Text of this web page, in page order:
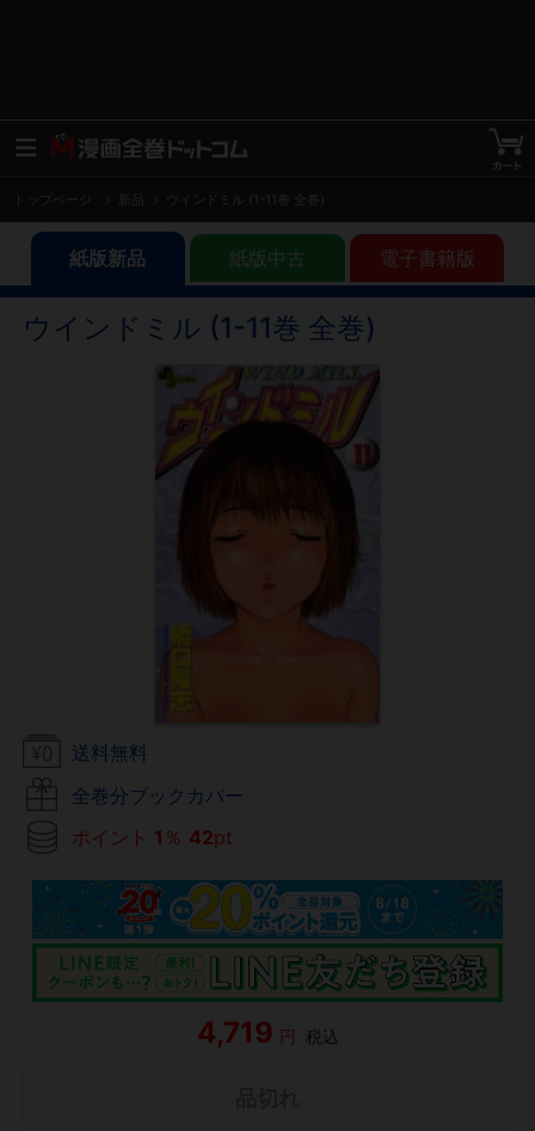
トップページ ウインドミル (1-11巻 全巻)
紙版新品 紙版中古 電子書籍版
ウインドミル (1-11巻 全巻)
送料無料
全巻分ブックカバー
ポイント 1 ％ 42pt
4,719 円 税込